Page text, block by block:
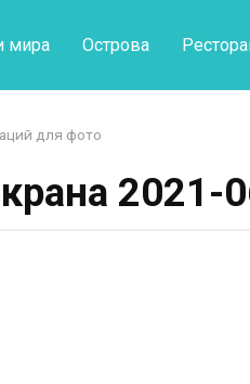
мира Острова
для фото
2021-